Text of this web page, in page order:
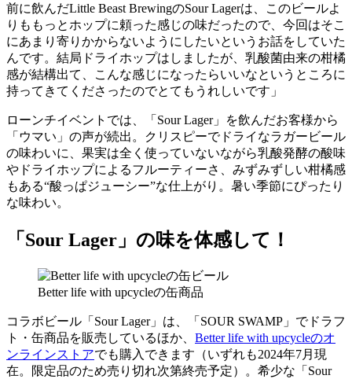
前に飲んだLittle Beast BrewingのSour Lagerは、このビールよ
りももっとホップに頼った感じの味だったので、今回はそこ
にあまり寄りかからないようにしたいというお話をしていた
んです。結局ドライホップはしましたが、乳酸菌由来の柑橘
感が結構出て、こんな感じになったらいいなというところに
持ってきてくださったのでとてもうれしいです」
ローンチイベントでは、「Sour Lager」を飲んだお客様から
「ウマい」の声が続出。クリスピーでドライなラガービール
の味わいに、果実は全く使っていないながら乳酸発酵の酸味
やドライホップによるフルーティーさ、みずみずしい柑橘感
もある“酸っぱジューシー”な仕上がり。暑い季節にぴったり
な味わい。
「Sour Lager」の味を体感して！
Better life with upcycleの缶商品
コラボビール「Sour Lager」は、「SOUR SWAMP」でドラフ
ト・缶商品を販売しているほか、 Better life with upcycleのオ
ンラインストアでも購入できます（いずれも2024年7月現
在。限定品のため売り切れ次第終売予定）。希少な「Sour